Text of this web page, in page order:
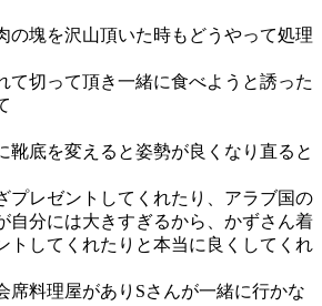
の塊を沢山頂いた時もどうやって処理
て切って頂き一緒に食べようと誘った
靴底を変えると姿勢が良くなり直ると
プレゼントしてくれたり、アラブ国の
自分には大きすぎるから、かずさん着
トしてくれたりと本当に良くしてくれ
席料理屋がありSさんが一緒に行かな